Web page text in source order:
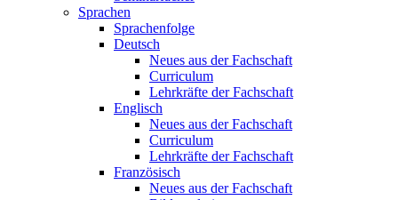
Sprachen
Sprachenfolge
Deutsch
Neues aus der Fachschaft
Curriculum
Lehrkräfte der Fachschaft
Englisch
Neues aus der Fachschaft
Curriculum
Lehrkräfte der Fachschaft
Französisch
Neues aus der Fachschaft